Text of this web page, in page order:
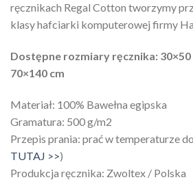
ręcznikach Regal Cotton tworzymy
klasy hafciarki komputerowej firmy
Dostępne rozmiary ręcznika: 30×50
70×140 cm
Materiał: 100% Bawełna egipska
Gramatura: 500 g/m2
Przepis prania: prać w temperaturze
TUTAJ >>)
Produkcja ręcznika: Zwoltex / Polska